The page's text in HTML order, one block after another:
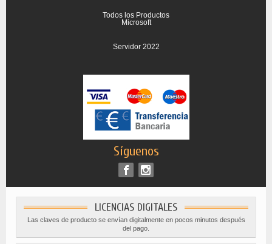
Todos los Productos
Microsoft
Servidor 2022
Síguenos
LICENCIAS DIGITALES
Las claves de producto se envían digitalmente en pocos minutos después
del pago.